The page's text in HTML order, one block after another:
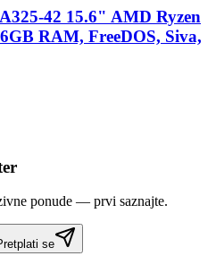
42 15.6" AMD Ryzen
RAM, FreeDOS, Siva,
ponude — prvi saznajte.
se